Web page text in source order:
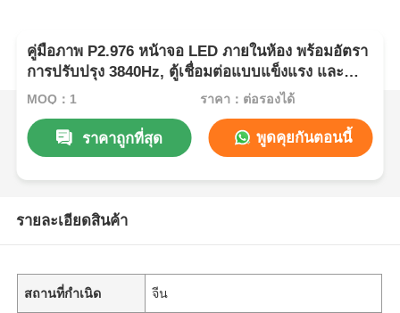
คู่มือภาพ P2.976 หน้าจอ LED ภายในห้อง พร้อมอัตรา
การปรับปรุง 3840Hz, ตู้เชื่อมต่อแบบแข็งแรง และ
ป้องกันการชน
MOQ：1 ราคา：ต่อรองได้
ราคาถูกที่สุด พูดคุยกันตอนนี้
รายละเอียดสินค้า
สถานที่กำเนิด จีน